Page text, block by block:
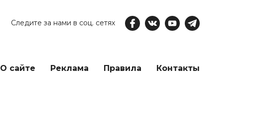
Следите за нами в соц. сетях
О сайте Реклама Правила Контакты